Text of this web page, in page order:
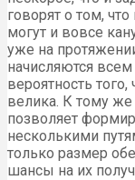
говорят о том,
могут и вовсе
уже на
начисляются
вероятность того,
велика. К тому
позволяет
несколькими
только размер
шансы на их